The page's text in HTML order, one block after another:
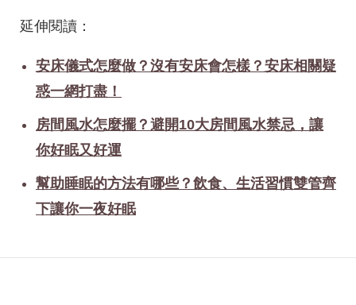
延伸閱讀：
安床儀式怎麼做？沒有安床會怎樣？安床相關疑
惑一網打盡！
房間風水怎麼擺？避開10大房間風水禁忌，讓
你好眠又好運
幫助睡眠的方法有哪些？飲食、生活習慣雙管齊
下讓你一夜好眠